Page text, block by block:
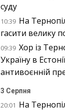
суду
10:39 На
гасити велику
09:39 Хор із
Україну в
антивоєнній
3 Серпня
20:01 На